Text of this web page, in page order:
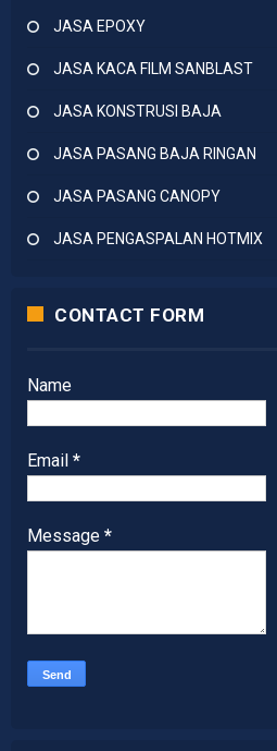
JASA EPOXY
JASA KACA FILM SANBLAST
JASA KONSTRUSI BAJA
JASA PASANG BAJA RINGAN
JASA PASANG CANOPY
JASA PENGASPALAN HOTMIX
CONTACT FORM
Name
Email *
Message *